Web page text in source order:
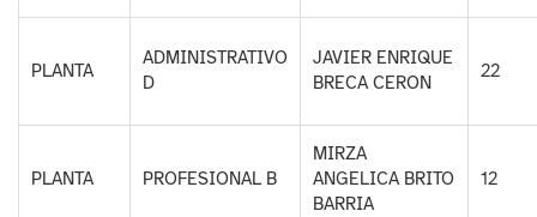
PLANTA
ADMINISTRATIVO
D
JAVIER ENRIQUE
BRECA CERON
22
PLANTA PROFESIONAL B
MIRZA
ANGELICA BRITO
BARRIA
12